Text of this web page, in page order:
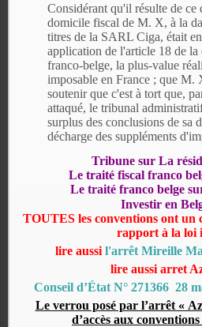
Considérant qu'il résulte de ce
domicile fiscal de M. X, à la
titres de la SARL Ciga, était
application de l'article 18 de
franco-belge, la plus-value
imposable en France ; que M.
soutenir que c'est à tort que,
attaqué, le tribunal
surplus des conclusions de sa
décharge des suppléments
Tribune sur La
Le traité fiscal franco
Le traité franco belge
Investir en
TOUTES les conventions ont un
rapport à la loi
lire aussi l'arrêt Mireille
lire aussi arret
Conseil d’État N° 271366 28
Le verrou posé par l’arrêt «
d’accès aux